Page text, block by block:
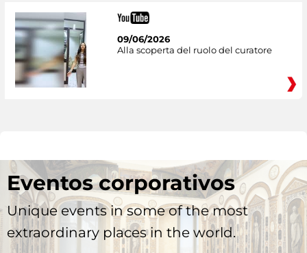
09/06/2026
Alla scoperta del ruolo del curatore
Eventos corporativos
Unique events in some of the most
extraordinary places in the world.